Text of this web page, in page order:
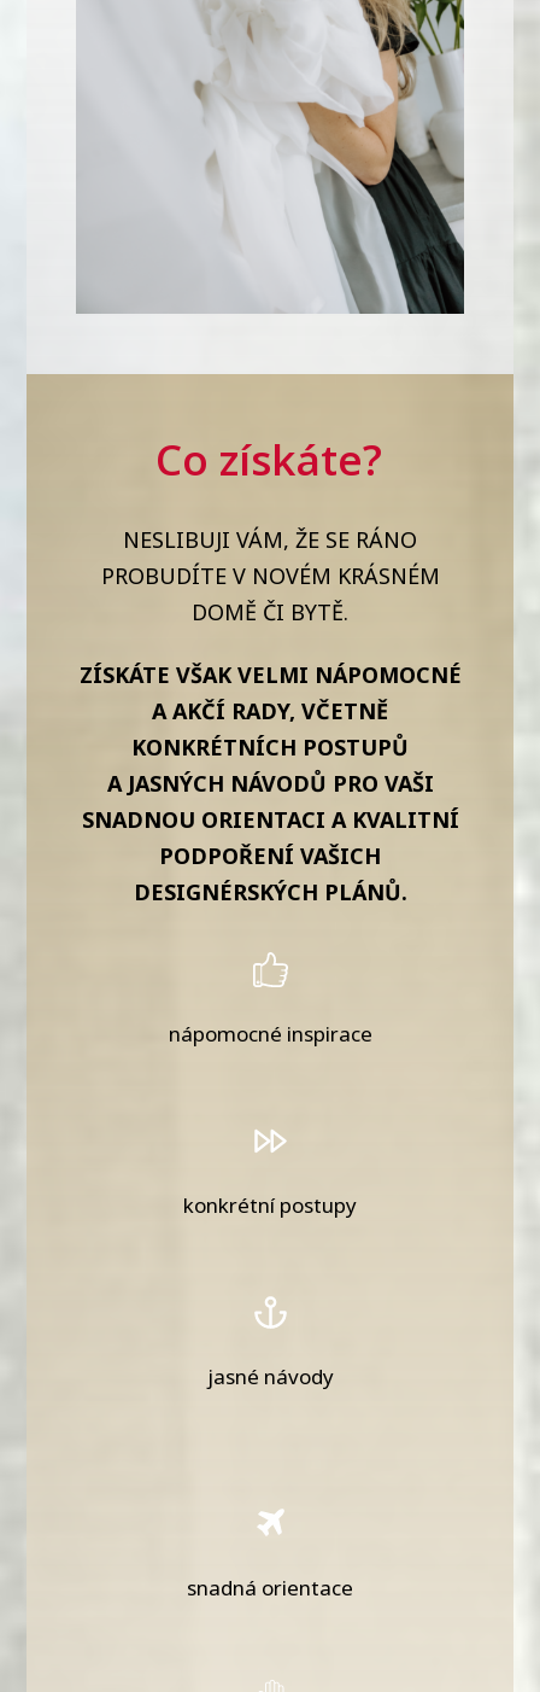
Co získáte?
NESLIBUJI VÁM, ŽE SE RÁNO
PROBUDÍTE V NOVÉM KRÁSNÉM
DOMĚ ČI BYTĚ.
ZÍSKÁTE VŠAK VELMI NÁPOMOCNÉ
A AKČÍ RADY, VČETNĚ
KONKRÉTNÍCH POSTUPŮ
A JASNÝCH NÁVODŮ PRO VAŠI
SNADNOU ORIENTACI A KVALITNÍ
PODPOŘENÍ VAŠICH
DESIGNÉRSKÝCH PLÁNŮ.
nápomocné inspirace
konkrétní postupy
jasné návody
snadná orientace